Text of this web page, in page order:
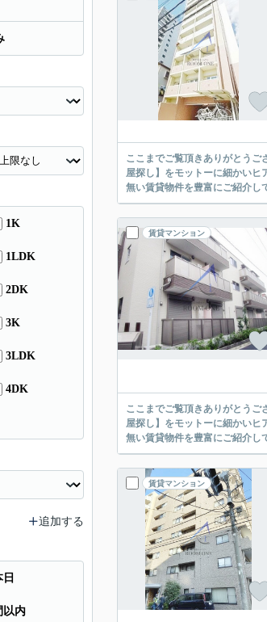
ここまでご覧頂きありがとうございます。 お部屋探しの際には、皆さまそれぞれこだわりの条件があると思います
屋探し】をモットーに細かいヒアリングをし
賃貸マンション
ここまでご覧頂きありがとうございます。 お部屋探しの際には、皆さまそれぞれこだわりの条件があると思います
屋探し】をモットーに細かいヒアリングをし
賃貸マンション
1K
1LDK
2DK
3K
3LDK
4DK
追加する
日
以内